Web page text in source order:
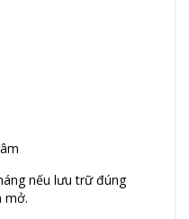
nếu lưu trữ đúng
mở.